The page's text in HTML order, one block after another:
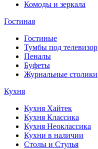
Комоды и зеркала
Гостиная
Гостиные
Тумбы под телевизор
Пеналы
Буфеты
Журнальные столики
Кухня
Кухня Хайтек
Кухня Классика
Кухня Неоклассика
Кухни в наличии
Столы и Стулья